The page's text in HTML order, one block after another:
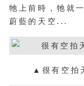
牠上前時，牠就
蔚藍的天空...
▲ 很有空拍